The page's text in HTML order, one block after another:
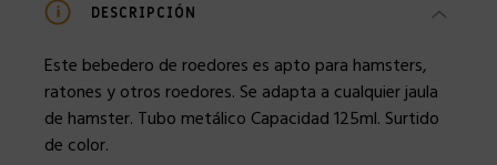
DESCRIPCIÓN
Este bebedero de roedores es apto para hamsters,
ratones y otros roedores. Se adapta a cualquier jaula
de hamster. Tubo metálico Capacidad 125ml. Surtido
de color.